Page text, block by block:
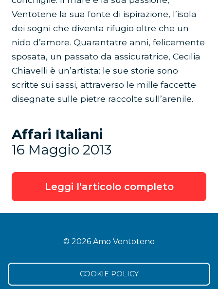
Ventotene la sua fonte di ispirazione, l’isola
dei sogni che diventa rifugio oltre che un
nido d’amore. Quarantatre anni, felicemente
sposata, un passato da assicuratrice, Cecilia
Chiavelli è un’artista: le sue storie sono
scritte sui sassi, attraverso le mille faccette
disegnate sulle pietre raccolte sull’arenile.
Affari Italiani
16 Maggio 2013
Leggi l'articolo completo
© 2026 Amo Ventotene
COOKIE POLICY